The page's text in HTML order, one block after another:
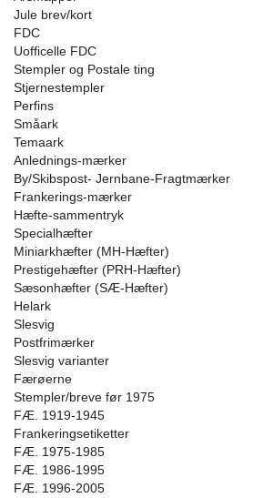
Jule brev/kort
FDC
Uofficelle FDC
Stempler og Postale ting
Stjernestempler
Perfins
Småark
Temaark
Anlednings-mærker
By/Skibspost- Jernbane-Fragtmærker
Frankerings-mærker
Hæfte-sammentryk
Specialhæfter
Miniarkhæfter (MH-Hæfter)
Prestigehæfter (PRH-Hæfter)
Sæsonhæfter (SÆ-Hæfter)
Helark
Slesvig
Postfrimærker
Slesvig varianter
Færøerne
Stempler/breve før 1975
FÆ. 1919-1945
Frankeringsetiketter
FÆ. 1975-1985
FÆ. 1986-1995
FÆ. 1996-2005